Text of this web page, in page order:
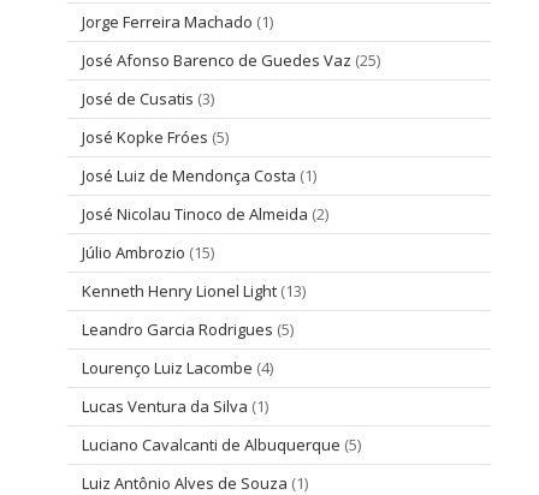
Jorge Ferreira Machado (1)
José Afonso Barenco de Guedes Vaz (25)
José de Cusatis (3)
José Kopke Fróes (5)
José Luiz de Mendonça Costa (1)
José Nicolau Tinoco de Almeida (2)
Júlio Ambrozio (15)
Kenneth Henry Lionel Light (13)
Leandro Garcia Rodrigues (5)
Lourenço Luiz Lacombe (4)
Lucas Ventura da Silva (1)
Luciano Cavalcanti de Albuquerque (5)
Luiz Antônio Alves de Souza (1)